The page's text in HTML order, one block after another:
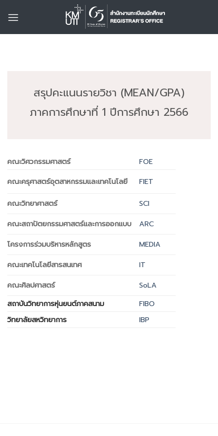
สรุปคะแนนรายวิชา (MEAN/GPA)
ภาคการศึกษาที่ 1 ปีการศึกษา 2566
คณะวิศวกรรมศาสตร์
FOE
คณะครุศาสตร์อุตสาหกรรมและเทคโนโลยี
FIET
คณะวิทยาศาสตร์
SCI
คณะสถาปัตยกรรมศาสตร์และการออกแบบ
ARC
โครงการร่วมบริหารหลักสูตร
MEDIA
คณะเทคโนโลยีสารสนเทศ
IT
คณะศิลปศาสตร์
SoLA
สถาบันวิทยาการหุ่นยนต์ภาคสนาม
FIBO
วิทยาลัยสหวิทยาการ
IBP